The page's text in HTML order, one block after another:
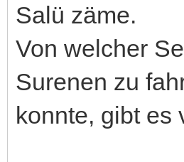
Salü zäme.
Von welcher
Surenen zu
konnte, gibt es